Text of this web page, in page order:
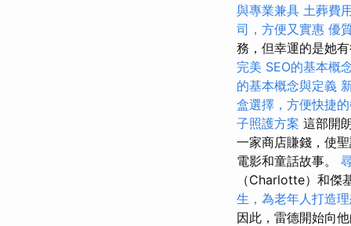
與專業兼具 土葬費
司，方便又實惠 優
務，但幸運的是她
完美 SEO的基本概
的基本概念與定義
盒選擇，方便快捷
子照護方案 這部開
一家商店賺錢，使
電影和童話故事。
（Charlotte）和傑
生，為老年人打造
因此，雷德開始向